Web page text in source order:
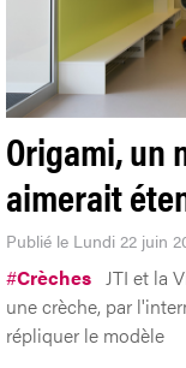
Origami, un
aimerait
Publié le Lundi 22 juin
#Crèches JTI et la
une crèche, par
répliquer le modèle